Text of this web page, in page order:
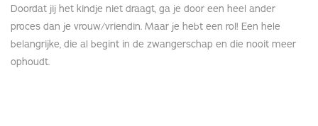
Doordat jij het kindje niet draagt, ga je door een heel ander
proces dan je vrouw/vriendin. Maar je hebt een rol! Een hele
belangrijke, die al begint in de zwangerschap en die nooit meer
ophoudt.